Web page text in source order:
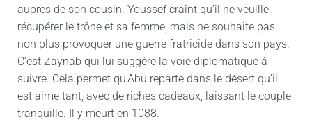
auprès de son cousin. Youssef craint qu’il ne veuille
récupérer le trône et sa femme, mais ne souhaite pas
non plus provoquer une guerre fratricide dans son pays.
C’est Zaynab qui lui suggère la voie diplomatique à
suivre. Cela permet qu’Abu reparte dans le désert qu’il
est aime tant, avec de riches cadeaux, laissant le couple
tranquille. Il y meurt en 1088.